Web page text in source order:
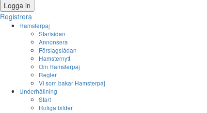
Logga in
Registrera
Hamsterpaj
Startsidan
Annonsera
Förslagslådan
Hamsternytt
Om Hamsterpaj
Regler
Vi som bakar Hamsterpaj
Underhållning
Start
Roliga bilder